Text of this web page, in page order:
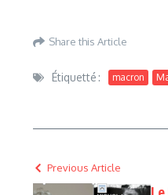
Share this Article
Étiquetté : macron
Previous Article